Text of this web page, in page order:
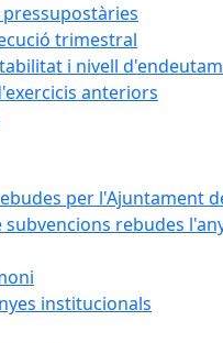
trimestral
i nivell
anteriors
per l'Ajuntament
subvencions rebudes
institucionals